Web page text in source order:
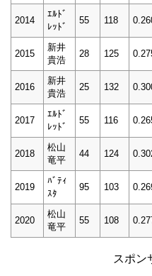
2014
ｴﾙﾄﾞ
ﾚｯﾄﾞ
55 118
2015
新井
貴浩
28 125
2016
新井
貴浩
25 132
2017
ｴﾙﾄﾞ
ﾚｯﾄﾞ
55 116
2018
松山
竜平
44 124
2019
ﾊﾞﾃｨ
ｽﾀ
95 103
2020
松山
竜平
55 108
スポン